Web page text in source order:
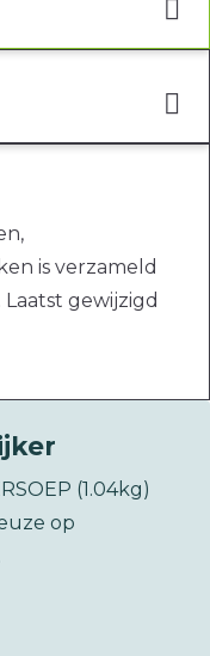
is verzameld
. Laatst gewijzigd
(1.04kg)
op